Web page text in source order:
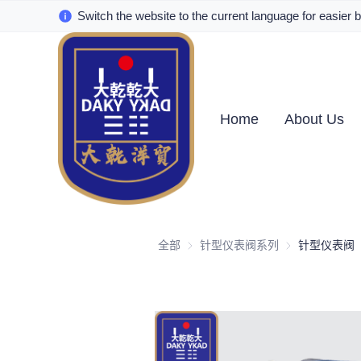
Switch the website to the current language for easier
Home About Us
全部 针型仪表阀系列 针型仪表阀系列
针型仪表阀